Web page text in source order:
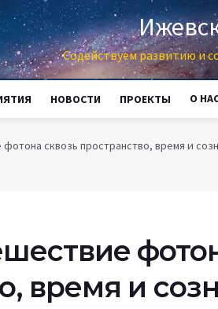
Содействуем развитию и
НОВОСТИ ПРОЕКТЫ О
сквозь пространство, время и
время и